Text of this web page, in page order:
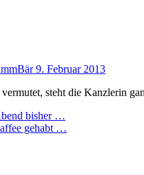
9. Februar 2013
vermutet, steht die Kanzlerin
bisher …
gehabt …